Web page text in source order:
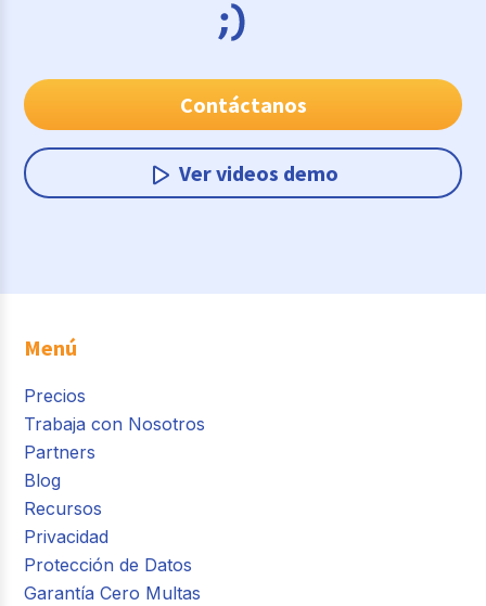
Contáctanos
Ver videos demo
Menú
Precios
Trabaja con Nosotros
Partners
Blog
Recursos
Privacidad
Protección de Datos
Garantía Cero Multas